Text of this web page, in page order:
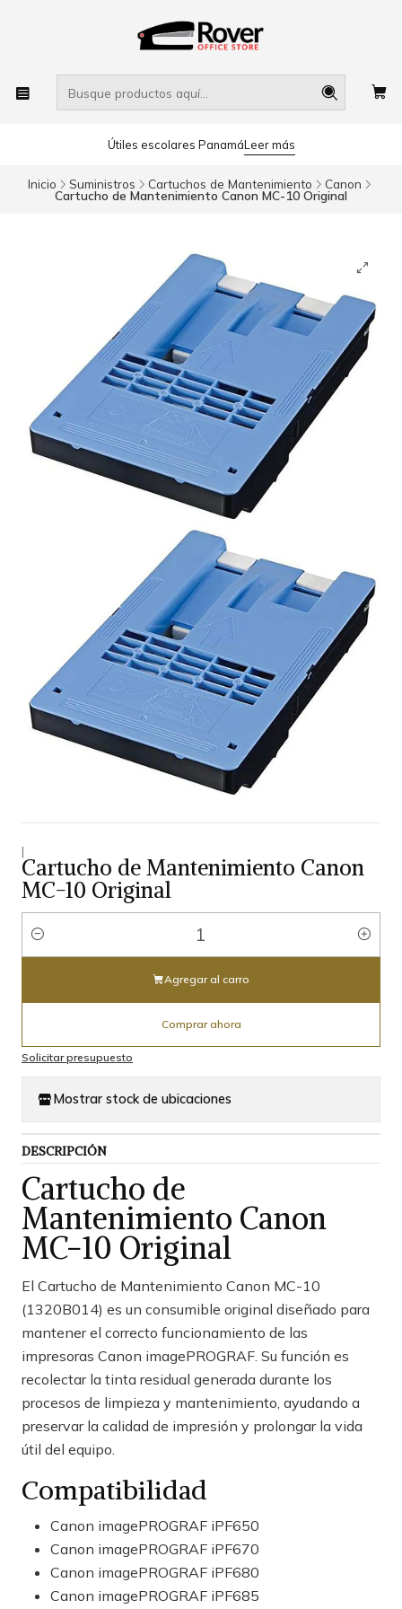
Útiles escolares PanamáLeer más
Inicio Suministros Cartuchos de Mantenimiento Canon
Cartucho de Mantenimiento Canon MC-10 Original
|
Cartucho de Mantenimiento Canon
MC-10 Original
Cantidad
Agregar al carro
Comprar ahora
Solicitar presupuesto
Mostrar stock de ubicaciones
DESCRIPCIÓN
Cartucho de
Mantenimiento Canon
MC-10 Original
El Cartucho de Mantenimiento Canon MC-10
(1320B014) es un consumible original diseñado para
mantener el correcto funcionamiento de las
impresoras Canon imagePROGRAF. Su función es
recolectar la tinta residual generada durante los
procesos de limpieza y mantenimiento, ayudando a
preservar la calidad de impresión y prolongar la vida
útil del equipo.
Compatibilidad
Canon imagePROGRAF iPF650
Canon imagePROGRAF iPF670
Canon imagePROGRAF iPF680
Canon imagePROGRAF iPF685